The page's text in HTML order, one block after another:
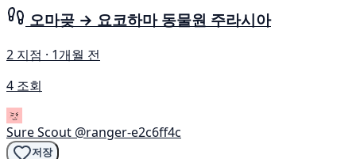
오마곶 → 요코하마 동물원 주라시아
2 지점 · 1개월 전
4 조회
Sure Scout @ranger-e2c6ff4c
저장